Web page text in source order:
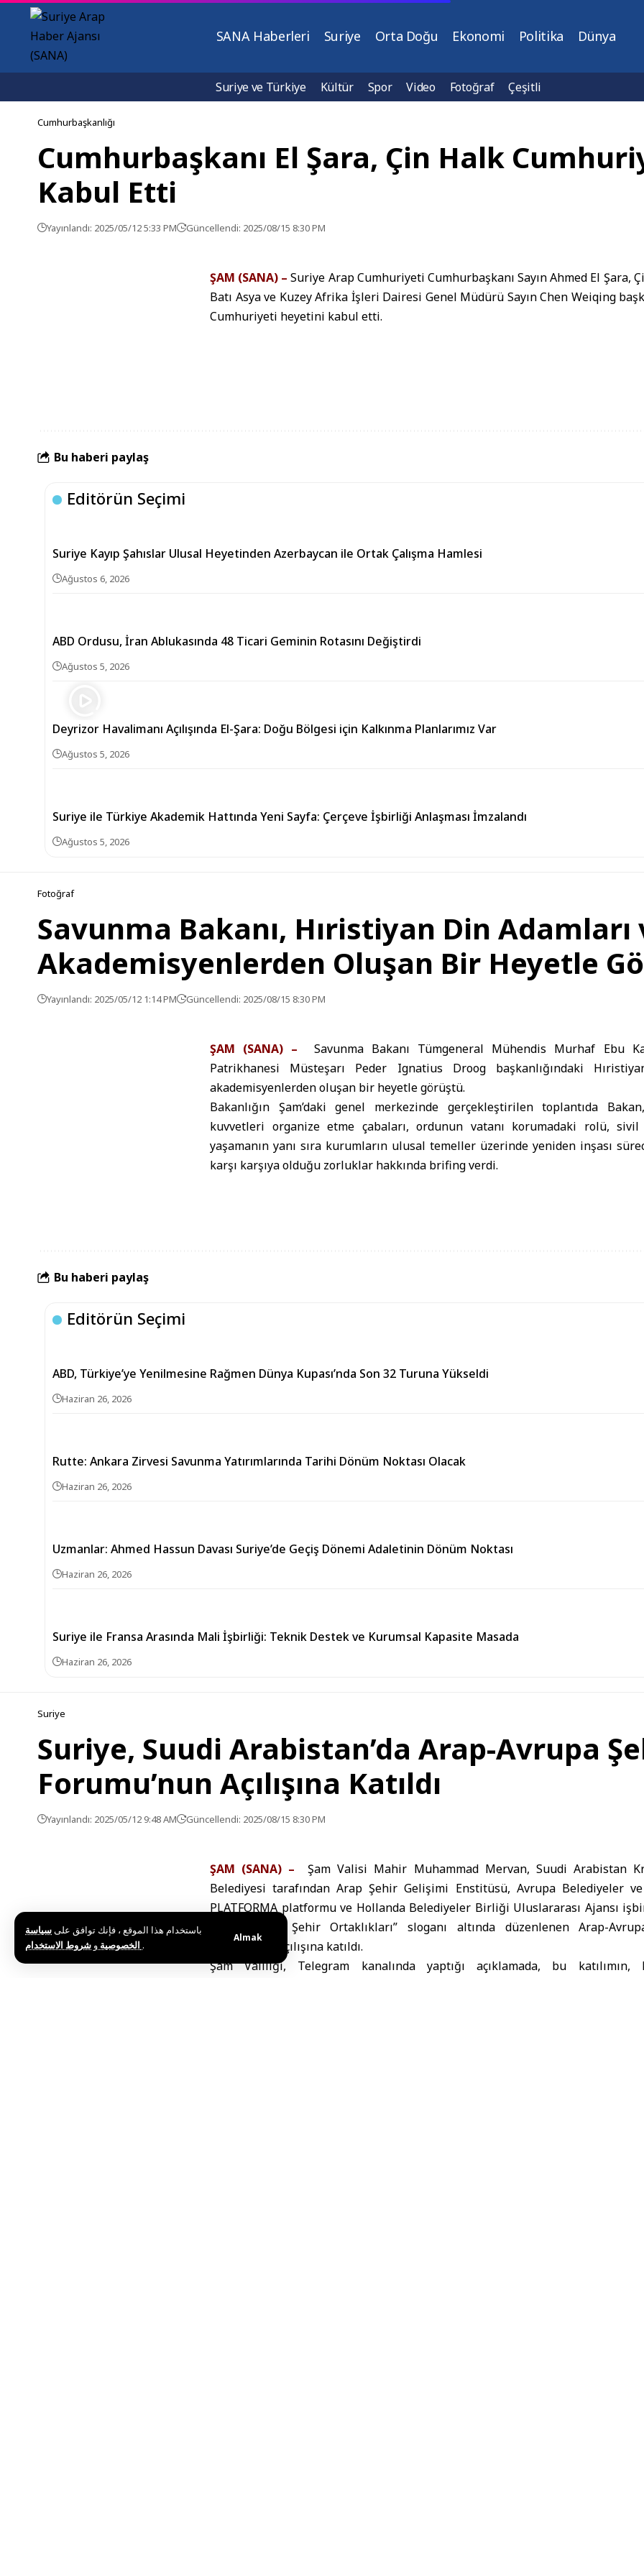
باستخدام هذا الموقع ، فإنك توافق علىسياسة
الخصوصية و .
Almak
SANA Haberleri Suriye Orta Doğu Ekonomi Politika Dünya
Suriye ve Türkiye Kültür Spor Video Fotoğraf Çeşitli
Cumhurbaşkanlığı
Cumhurbaşkanı El Şara, Çin Halk
Kabul Etti
Yayınlandı: 2025/05/12 5:33 PM Güncellendi: 2025/08/15 8:30 PM
ŞAM (SANA) – Suriye Arap Cumhuriyeti Cumhurbaşkanı Sayın Ahmed El Şara,
Batı Asya ve Kuzey Afrika İşleri Dairesi Genel Müdürü Sayın Chen Weiqing
Cumhuriyeti heyetini kabul etti.
Bu haberi paylaş
Editörün Seçimi
Suriye Kayıp Şahıslar Ulusal Heyetinden Azerbaycan ile Ortak Çalışma Hamlesi
Ağustos 6, 2026
ABD Ordusu, İran Ablukasında 48 Ticari Geminin Rotasını Değiştirdi
Ağustos 5, 2026
Deyrizor Havalimanı Açılışında El-Şara: Doğu Bölgesi için Kalkınma Planlarımız Var
Ağustos 5, 2026
Suriye ile Türkiye Akademik Hattında Yeni Sayfa: Çerçeve İşbirliği Anlaşması İmzalandı
Ağustos 5, 2026
Fotoğraf
Savunma Bakanı, Hıristiyan Din Adamları
Akademisyenlerden Oluşan Bir Heyetle
Yayınlandı: 2025/05/12 1:14 PM Güncellendi: 2025/08/15 8:30 PM
ŞAM (SANA) – Savunma Bakanı Tümgeneral Mühendis Murhaf Ebu
Patrikhanesi Müsteşarı Peder Ignatius Droog başkanlığındaki
akademisyenlerden oluşan bir heyetle görüştü.
Bakanlığın Şam’daki genel merkezinde gerçekleştirilen toplantıda
kuvvetleri organize etme çabaları, ordunun vatanı korumadaki rolü,
yaşamanın yanı sıra kurumların ulusal temeller üzerinde yeniden inşası
karşı karşıya olduğu zorluklar hakkında brifing verdi.
Bu haberi paylaş
Editörün Seçimi
ABD, Türkiye’ye Yenilmesine Rağmen Dünya Kupası’nda Son 32 Turuna Yükseldi
Haziran 26, 2026
Rutte: Ankara Zirvesi Savunma Yatırımlarında Tarihi Dönüm Noktası Olacak
Haziran 26, 2026
Uzmanlar: Ahmed Hassun Davası Suriye’de Geçiş Dönemi Adaletinin Dönüm Noktası
Haziran 26, 2026
Suriye ile Fransa Arasında Mali İşbirliği: Teknik Destek ve Kurumsal Kapasite Masada
Haziran 26, 2026
Suriye
Suriye, Suudi Arabistan’da Arap-Avrupa
Forumu’nun Açılışına Katıldı
Yayınlandı: 2025/05/12 9:48 AM Güncellendi: 2025/08/15 8:30 PM
ŞAM (SANA) –Şam Valisi Mahir Muhammad Mervan, Suudi Arabistan
Belediyesi tarafından Arap Şehir Gelişimi Enstitüsü, Avrupa Belediyeler
PLATFORMA platformu ve Hollanda Belediyeler Birliği Uluslararası Ajansı
Gelecek için Şehir Ortaklıkları” sloganı altında düzenlenen Arap-
Forumu’nun açılışına katıldı.
Şam Valiliği, Telegram kanalında yaptığı açıklamada, bu katılımın,